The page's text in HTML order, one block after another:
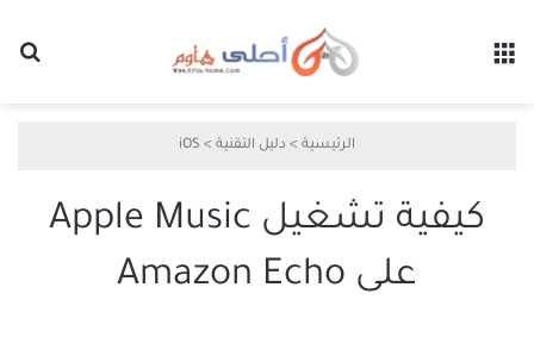
الرئيسية > دليل التقنية >
iOS
كيفية تشغيل Apple Music
على Amazon Echo